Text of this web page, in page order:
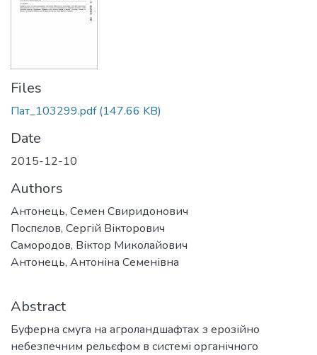
Files
Пат_103299.pdf(147.66 KB)
Date
2015-12-10
Authors
Антонець, Семен Свиридонович
Поспєлов, Сергій Вікторович
Самородов, Віктор Миколайович
Антонець, Антоніна Семенівна
Abstract
Буферна смуга на агроландшафтах з ерозійно
небезпечним рельєфом в системі органічного